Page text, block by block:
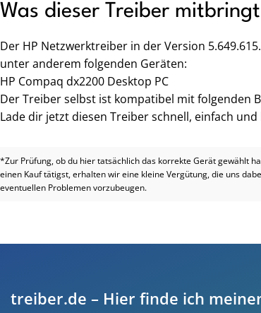
Was dieser Treiber mitbringt
Der HP Netzwerktreiber in der Version
unter anderem folgenden Geräten:
HP Compaq dx2200 Desktop PC
Der Treiber selbst ist kompatibel mit folgenden
Lade dir jetzt diesen Treiber schnell, einfach
*Zur Prüfung, ob du hier tatsächlich das korrekte Gerät gewählt
einen Kauf tätigst, erhalten wir eine kleine Vergütung, die uns
eventuellen Problemen vorzubeugen.
treiber.de – Hier finde ich